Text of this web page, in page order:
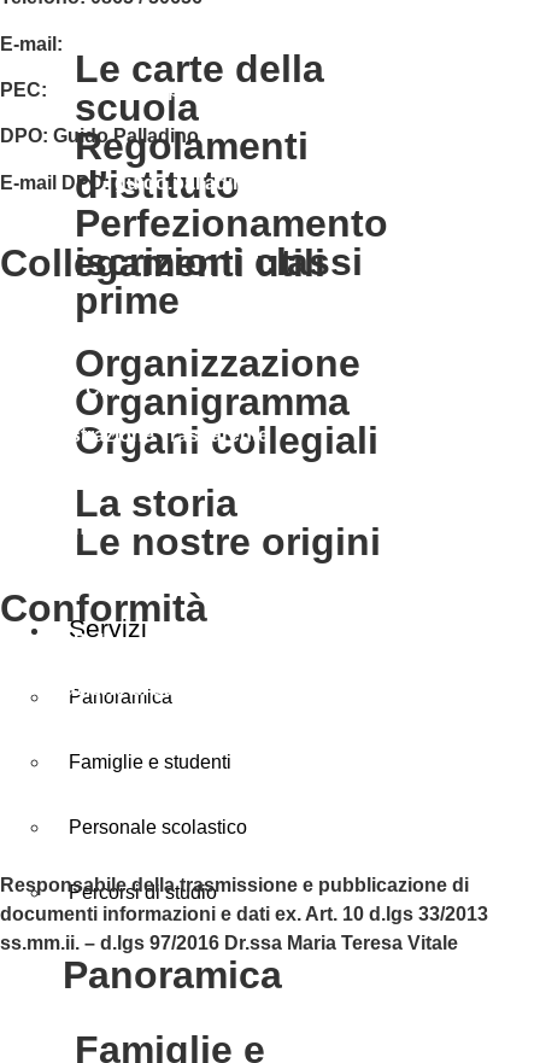
le carte della
scuola
regolamenti
d'istituto
perfezionamento
iscrizioni classi
prime
organizzazione
organigramma
organi collegiali
la storia
le nostre origini
Servizi
Panoramica
Famiglie e studenti
Personale scolastico
Percorsi di studio
panoramica
famiglie e
E-mail:
PEC: isis01400c@pec.istruzione.it
DPO: Guido Palladino
E-mail DPO: guido.palladino.dpo@gmail.com
collegamenti utili
Accesso Civico
Amministrazione Trasparente
Scuola in Chiaro
conformità
Privacy Policy
Dichiarazione di accessibilità
Responsabile della trasmissione e pubblicazione di
documenti informazioni e dati ex. Art. 10 d.lgs 33/2013
ss.mm.ii. – d.lgs 97/2016 Dr.ssa Maria Teresa Vitale